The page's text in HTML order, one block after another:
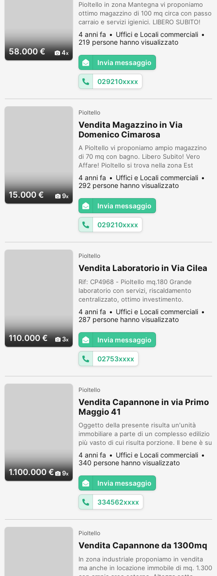
58.000 € 4
Pioltello in zona Mantegna vi proponiamo
ottimo magazzino di 100 mq circa con passo
carraio e servizi igienici. LIBERO SUBITO!
Pioltello si trova nella zona Est
dell'hinterland Milanese, dista meno di 10
KM da Milano e 8 KM dall'Aeroporto di
Linate, situata tra la SS 11 Padana Superiore
e la Strada Provinciale Rivoltana. Servita
dalla Linea MM2 - [Abbiategra...
4 anni fa
Uffici e Locali commerciali
219 persone hanno visualizzato
Invia messaggio
029210xxxx
15.000 € 9
Pioltello
Vendita Magazzino in Via
Domenico Cimarosa
A Pioltello vi proponiamo ampio magazzino
di 70 mq con bagno. Libero Subito! Vero
Affare! Pioltello si trova nella zona Est
dell'hinterland Milanese, dista meno di 10
KM da Milano e 8 KM dall'Aeroporto di
Linate, situata tra la SS 11 Padana Superiore
e la Strada Provinciale Rivoltana. Servita
dalla Linea MM2 - [Abbiategrasso/Assago
Milanofiori Forum - Cologn...
4 anni fa
Uffici e Locali commerciali
292 persone hanno visualizzato
Invia messaggio
029210xxxx
110.000 € 3
Pioltello
Vendita Laboratorio in Via Cilea
Rif: CP4968 - Pioltello mq.180 Grande
laboratorio con servizi, riscaldamento
centralizzato, ottimo investimento.
Portineria. Fronte parco di Pioltello. ACE
esente rif.CP4968 COFIM IMMOBILIARE srl
Divisione Impresa www.cofim-immobiliare.it
Tel. 02.7534043 Codice di Riferimento
Agenzia: CP4968 (1523749)
4 anni fa
Uffici e Locali commerciali
287 persone hanno visualizzato
Invia messaggio
02753xxxx
1.100.000 € 9
Pioltello
Vendita Capannone in via Primo
Maggio 41
Oggetto della presente risulta un'unità
immobiliare a parte di un complesso edilizio
più vasto di cui risulta porzione. Il bene è su
due livelli adibiti a uffici pertinenziali,
servizi-spogliatoi-wc mq.300, laboratori di
ricerca/sviluppo mq.335 ed una porzione
sviluppata sul solo piano terra adibita a
magazzino e lavorazione mq.680 h. 8;area
esterna mq.445. ...
4 anni fa
Uffici e Locali commerciali
340 persone hanno visualizzato
Invia messaggio
334562xxxx
Pioltello
Vendita Capannone da 1300mq
In zona industriale proponiamo in vendita
ma anche in locazione immobile di mq. 1.300